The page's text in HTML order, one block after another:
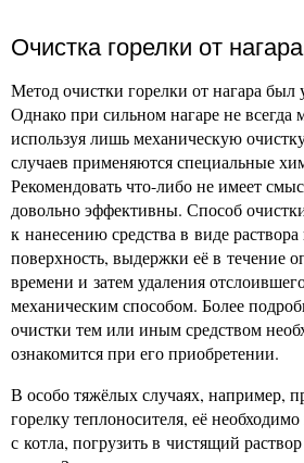
Очистка горелки от нагара
Метод очистки горелки от нагара
Однако при сильном нагаре не всегда
используя лишь механическую
случаев применяются специальные
Рекомендовать что-либо не имеет
довольно эффективны. Способ
к нанесению средства в виде
поверхность, выдержки её в течение
времени и затем удаления
механическим способом. Более
очистки тем или иным средством
ознакомится при его приобретении.
В особо тяжёлых случаях, например,
горелку теплоносителя, её
с котла, погрузить в чистящий